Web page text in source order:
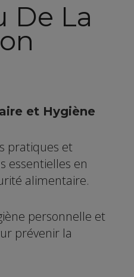
De La
et Hygiène
pratiques et
essentielles en
alimentaire.
personnelle et
prévenir la